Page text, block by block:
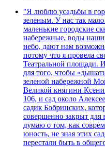
"Я люблю усадьбы в
зеленым. У нас так
маленькие городские
набережные, воды
небо, дают нам
потому что я провела
Театральной площади.
для того, чтобы
зеленой набережной
Великой княгини
106, и сад около
садик Бобринских,
совершенно закрыт для
думаю о том, как
юность, не зная этих
перестали быть в